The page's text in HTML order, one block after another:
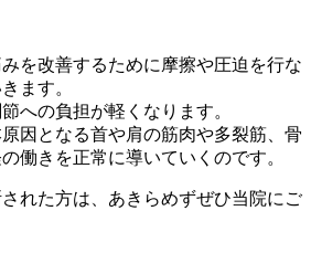
を改善するために摩擦や圧迫を行な
ます。
への負担が軽くなります。
因となる首や肩の筋肉や多裂筋、骨
働きを正常に導いていくのです。
れた方は、あきらめずぜひ当院にご